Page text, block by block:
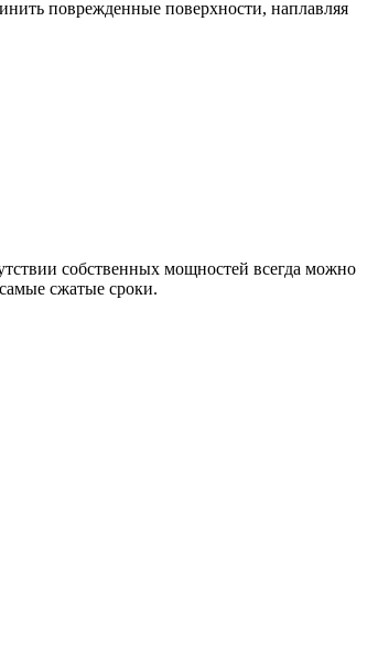
поврежденные поверхности, наплавляя
собственных мощностей всегда можно
сжатые сроки.